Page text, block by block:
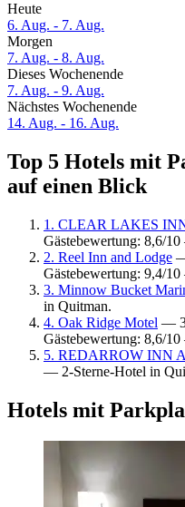
Heute
6. Aug. - 7. Aug.
Morgen
7. Aug. - 8. Aug.
Dieses Wochenende
7. Aug. - 9. Aug.
Nächstes Wochenende
14. Aug. - 16. Aug.
Top 5 Hotels mit
auf einen Blick
1. CLEAR LAKES
Gästebewertung: 8,6/
2. Reel Inn and Lodge
Gästebewertung: 9,4/
3. Minnow Bucket
in Quitman.
4. Oak Ridge Motel —
Gästebewertung: 8,6/
5. REDARROW INN
— 2-Sterne-Hotel in
Hotels mit